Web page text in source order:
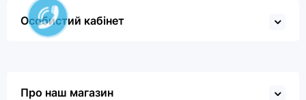
Особистий кабінет
Про наш магазин